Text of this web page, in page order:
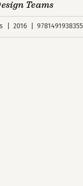
Teams
2016 9781491938355